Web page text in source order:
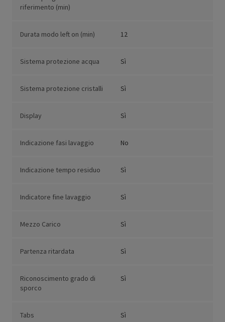
riferimento (min)
Durata modo left on (min) 12
Sistema protezione acqua Sì
Sistema protezione cristalli Sì
Display Sì
Indicazione fasi lavaggio No
Indicazione tempo residuo Sì
Indicatore fine lavaggio Sì
Mezzo Carico Sì
Partenza ritardata Sì
Riconoscimento grado di
sporco
Sì
Tabs Sì